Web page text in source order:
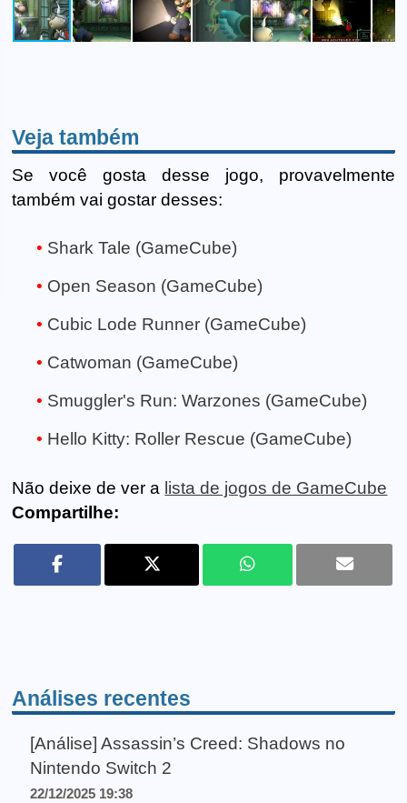
Veja também
Se você gosta desse jogo, provavelmente
também vai gostar desses:
Shark Tale (GameCube)
Open Season (GameCube)
Cubic Lode Runner (GameCube)
Catwoman (GameCube)
Smuggler's Run: Warzones (GameCube)
Hello Kitty: Roller Rescue (GameCube)
Não deixe de ver a lista de jogos de GameCube
Compartilhe:
Análises recentes
[Análise] Assassin’s Creed: Shadows no
Nintendo Switch 2
22/12/2025 19:38